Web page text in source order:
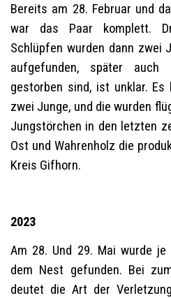
Bereits am 28. Februar und
war das Paar komplett.
Schlüpfen wurden dann zwei
aufgefunden, später
gestorben sind, ist unklar.
zwei Junge, und die wurden
Jungstörchen in den letzten
Ost und Wahrenholz die
Kreis Gifhorn.
2023
Am 28. Und 29. Mai wurde
dem Nest gefunden. Bei
deutet die Art der